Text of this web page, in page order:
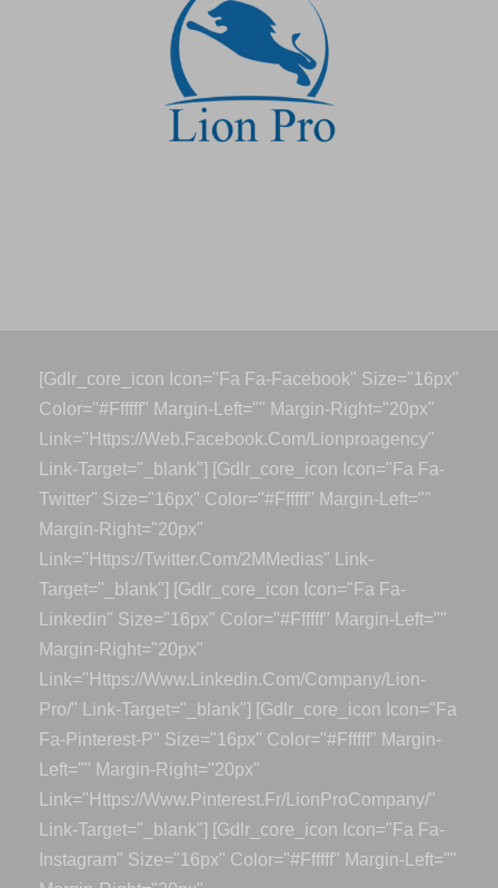
[gdlr_core_icon Icon="fa Fa-Facebook" Size="16px"
Color="#ffffff" Margin-Left="" Margin-Right="20px"
Link="https://web.facebook.com/lionproagency"
Link-Target="_blank"] [gdlr_core_icon Icon="fa Fa-
Twitter" Size="16px" Color="#ffffff" Margin-Left=""
Margin-Right="20px"
Link="https://twitter.com/2MMedias" Link-
Target="_blank"] [gdlr_core_icon Icon="fa Fa-
Linkedin" Size="16px" Color="#ffffff" Margin-Left=""
Margin-Right="20px"
Link="https://www.linkedin.com/company/lion-
Pro/" Link-Target="_blank"] [gdlr_core_icon Icon="fa
Fa-Pinterest-P" Size="16px" Color="#ffffff" Margin-
Left="" Margin-Right="20px"
Link="https://www.pinterest.fr/LionProCompany/"
Link-Target="_blank"] [gdlr_core_icon Icon="fa Fa-
Instagram" Size="16px" Color="#ffffff" Margin-Left=""